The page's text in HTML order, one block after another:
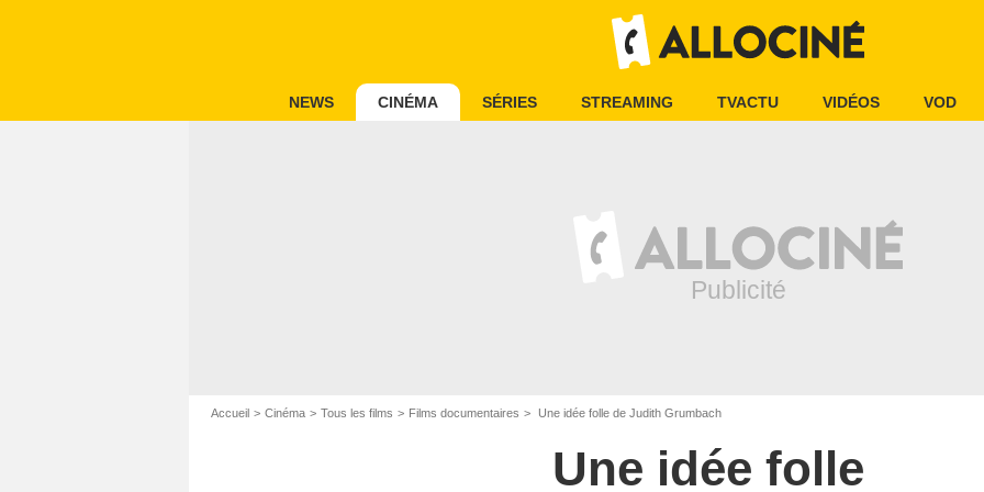
NEWS CINÉMA SÉRIES STREAMING TVACTU VIDÉOS VOD
Accueil Cinéma Tous les films Films documentaires Une idée folle de Judith Grumbach
Une idée folle